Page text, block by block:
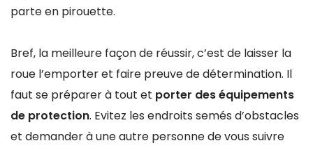
parte en pirouette.
Bref, la meilleure façon de réussir, c’est de laisser la
roue l’emporter et faire preuve de détermination. Il
faut se préparer à tout et porter des équipements
de protection. Evitez les endroits semés d’obstacles
et demander à une autre personne de vous suivre